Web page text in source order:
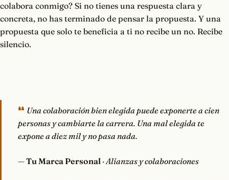
colabora conmigo? Si no tienes una respuesta clara y
concreta, no has terminado de pensar la propuesta. Y una
propuesta que solo te beneficia a ti no recibe un no. Recibe
silencio.
Una colaboración bien elegida puede exponerte a cien
personas y cambiarte la carrera. Una mal elegida te
expone a diez mil y no pasa nada.
—Tu Marca Personal · Alianzas y colaboraciones